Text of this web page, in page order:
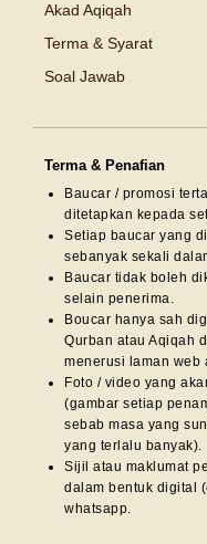
Akad Aqiqah
Terma & Syarat
Soal Jawab
Terma & Penafian
Baucar / promosi
ditetapkan kepada
Setiap baucar yang
sebanyak sekali
Baucar tidak boleh
selain penerima.
Boucar hanya sah
Qurban atau Aqiqah
menerusi laman web
Foto / video yang
(gambar setiap
sebab masa yang
yang terlalu banyak).
Sijil atau maklumat
dalam bentuk digital
whatsapp.